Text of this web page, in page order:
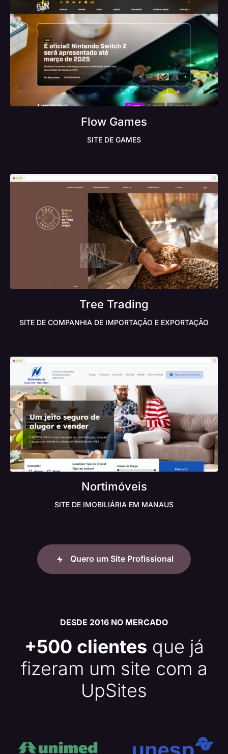
Flow Games
SITE DE GAMES
Tree Trading
SITE DE COMPANHIA DE IMPORTAÇÃO E EXPORTAÇÃO
Nortimóveis
SITE DE IMOBILIÁRIA EM MANAUS
Quero um Site Profissional
DESDE 2016 NO MERCADO
+500 clientes que já
fizeram um site com a
UpSites